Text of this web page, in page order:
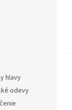
hlavy
odevy